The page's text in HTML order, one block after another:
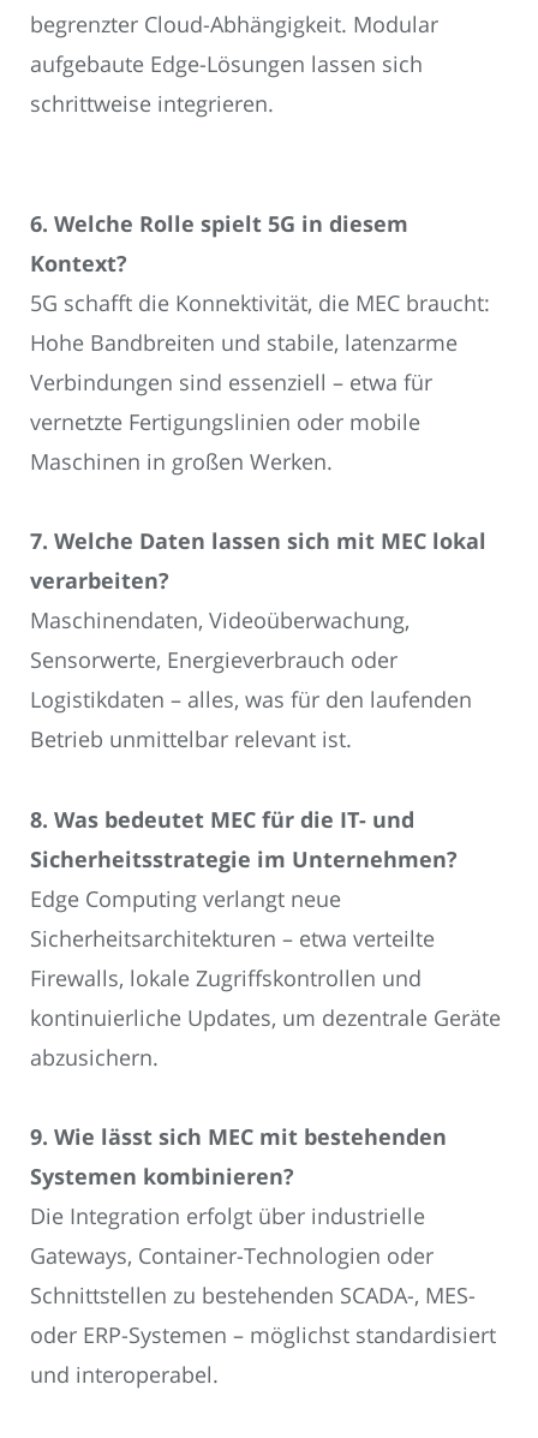
begrenzter Cloud-Abhängigkeit. Modular
aufgebaute Edge-Lösungen lassen sich
schrittweise integrieren.
6. Welche Rolle spielt 5G in diesem
Kontext?
5G schafft die Konnektivität, die MEC braucht:
Hohe Bandbreiten und stabile, latenzarme
Verbindungen sind essenziell – etwa für
vernetzte Fertigungslinien oder mobile
Maschinen in großen Werken.
7. Welche Daten lassen sich mit MEC lokal
verarbeiten?
Maschinendaten, Videoüberwachung,
Sensorwerte, Energieverbrauch oder
Logistikdaten – alles, was für den laufenden
Betrieb unmittelbar relevant ist.
8. Was bedeutet MEC für die IT- und
Sicherheitsstrategie im Unternehmen?
Edge Computing verlangt neue
Sicherheitsarchitekturen – etwa verteilte
Firewalls, lokale Zugriffskontrollen und
kontinuierliche Updates, um dezentrale Geräte
abzusichern.
9. Wie lässt sich MEC mit bestehenden
Systemen kombinieren?
Die Integration erfolgt über industrielle
Gateways, Container-Technologien oder
Schnittstellen zu bestehenden SCADA-, MES-
oder ERP-Systemen – möglichst standardisiert
und interoperabel.